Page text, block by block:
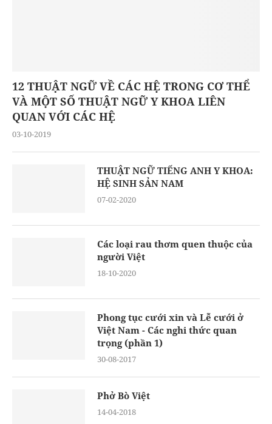
12 THUẬT NGỮ VỀ CÁC HỆ TRONG CƠ THỂ
VÀ MỘT SỐ THUẬT NGỮ Y KHOA LIÊN
QUAN VỚI CÁC HỆ
03-10-2019
THUẬT NGỮ TIẾNG ANH Y KHOA:
HỆ SINH SẢN NAM
07-02-2020
Các loại rau thơm quen thuộc của
người Việt
18-10-2020
Phong tục cưới xin và Lễ cưới ở
Việt Nam - Các nghi thức quan
trọng (phần 1)
30-08-2017
Phở Bò Việt
14-04-2018